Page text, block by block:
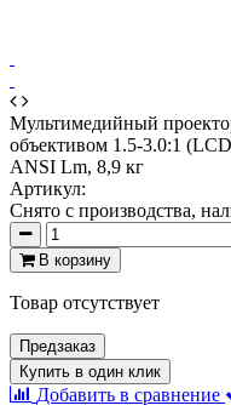
Мультимедийный
объективом 1.5-3.0:1
ANSI Lm, 8,9 кг
Артикул:
Снято с производства,
В корзину
Товар отсутствует
Предзаказ
Купить в один клик
Добавить в сравнение